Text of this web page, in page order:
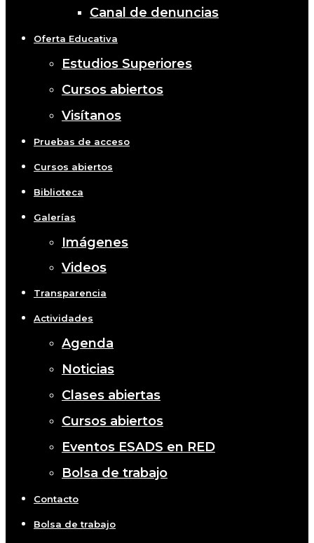
Canal de denuncias
Oferta Educativa
Estudios Superiores
Cursos abiertos
Visítanos
Pruebas de acceso
Cursos abiertos
Biblioteca
Galerías
Imágenes
Videos
Transparencia
Actividades
Agenda
Noticias
Clases abiertas
Cursos abiertos
Eventos ESADS en RED
Bolsa de trabajo
Contacto
Bolsa de trabajo